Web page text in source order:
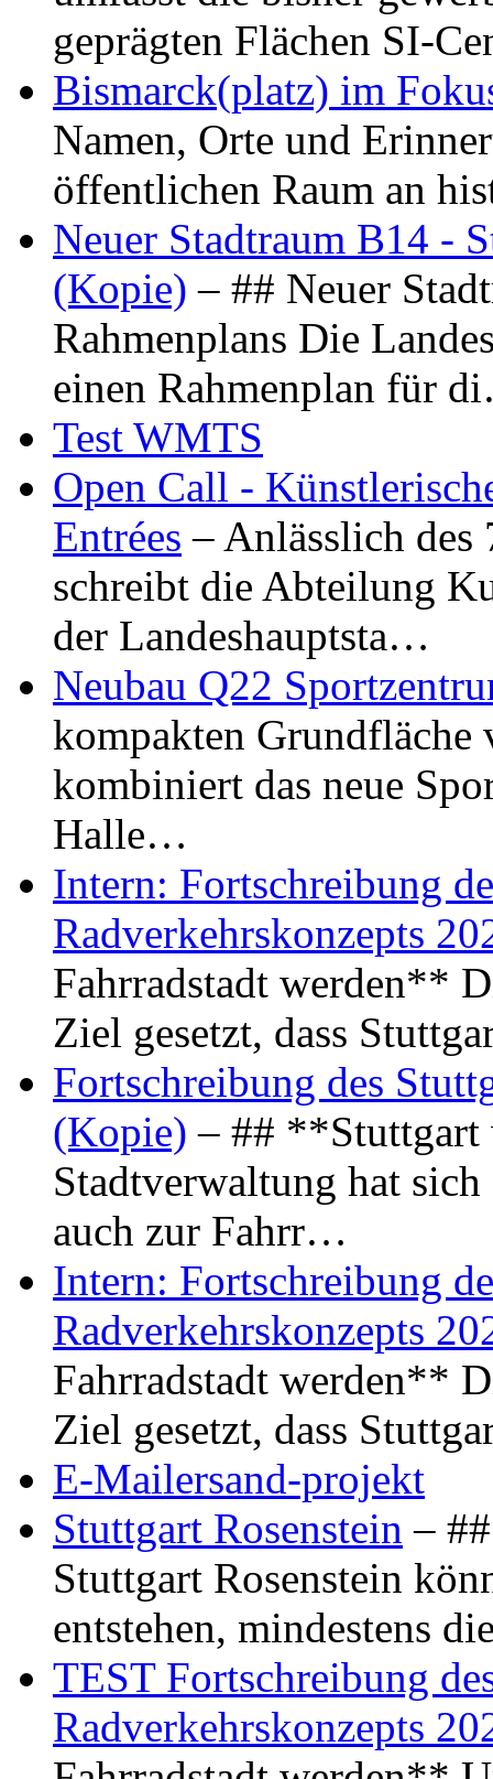
geprägten Flächen SI-
Bismarck(platz) im
Namen, Orte und
öffentlichen Raum an
Neuer Stadtraum B14 -
(Kopie) – ## Neuer
Rahmenplans Die
einen Rahmenplan für
Test WMTS
Open Call -
Entrées – Anlässlich
schreibt die Abteilung
der Landeshauptsta…
Neubau Q22
kompakten Grundfläche
kombiniert das neue
Halle…
Intern: Fortschreibung
Radverkehrskonzepts
Fahrradstadt werden**
Ziel gesetzt, dass
Fortschreibung des
(Kopie) – ## **Stuttgart
Stadtverwaltung hat
auch zur Fahrr…
Intern: Fortschreibung
Radverkehrskonzepts
Fahrradstadt werden**
Ziel gesetzt, dass
E-Mailersand-projekt
Stuttgart Rosenstein –
Stuttgart Rosenstein
entstehen, mindestens
TEST Fortschreibung
Radverkehrskonzepts